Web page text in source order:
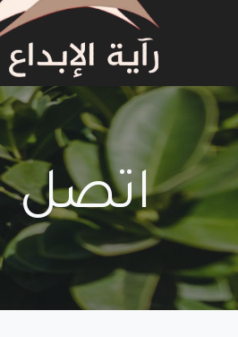
اتصل